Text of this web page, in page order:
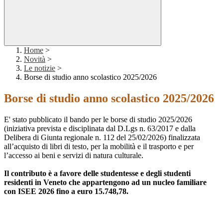
Home >
Novità >
Le notizie >
Borse di studio anno scolastico 2025/2026
Borse di studio anno scolastico 2025/2026
E' stato pubblicato il bando per le borse di studio 2025/2026
(iniziativa prevista e disciplinata dal D.Lgs n. 63/2017 e dalla
Delibera di Giunta regionale n. 112 del 25/02/2026) finalizzata
all’acquisto di libri di testo, per la mobilità e il trasporto e per
l’accesso ai beni e servizi di natura culturale.
Il contributo è a favore delle studentesse e degli studenti
residenti in Veneto che appartengono ad un nucleo familiare
con ISEE 2026 fino a euro 15.748,78.